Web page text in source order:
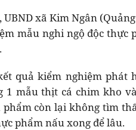
UBND xã Kim Ngân
mẫu nghi ngộ độc thực
quả kiểm nghiệm phát
1 mẫu thịt cá chim kho
phẩm còn lại không tìm
phẩm nấu xong để lâu.